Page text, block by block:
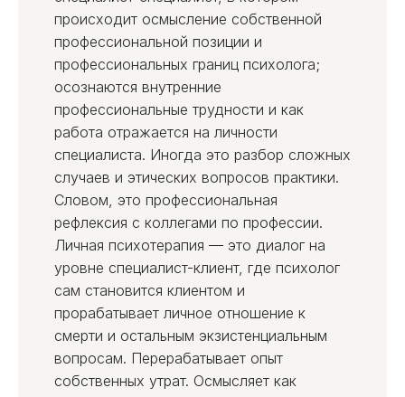
происходит осмысление собственной
профессиональной позиции и
профессиональных границ психолога;
осознаются внутренние
профессиональные трудности и как
работа отражается на личности
специалиста. Иногда это разбор сложных
случаев и этических вопросов практики.
Словом, это профессиональная
рефлексия с коллегами по профессии.
Личная психотерапия — это диалог на
уровне специалист-клиент, где психолог
сам становится клиентом и
прорабатывает личное отношение к
смерти и остальным экзистенциальным
вопросам. Перерабатывает опыт
собственных утрат. Осмысляет как